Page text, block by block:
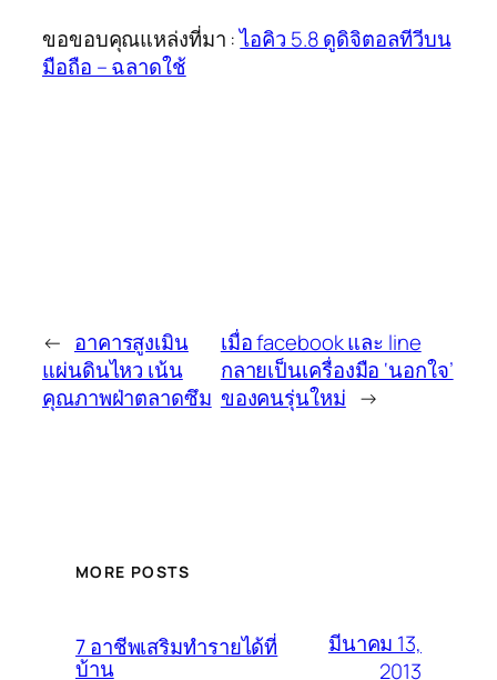
ขอขอบคุณแหล่งที่มา :ไอคิว 5.8 ดูดิจิตอลทีวีบน
มือถือ – ฉลาดใช้
← อาคารสูงเมิน
แผ่นดินไหว เน้น
คุณภาพฝ่าตลาดซึม
เมื่อ facebook และ line
กลายเป็นเครื่องมือ ‘นอกใจ’
ของคนรุ่นใหม่ →
MORE POSTS
7 อาชีพเสริมทำรายได้ที่
บ้าน
มีนาคม 13,
2013